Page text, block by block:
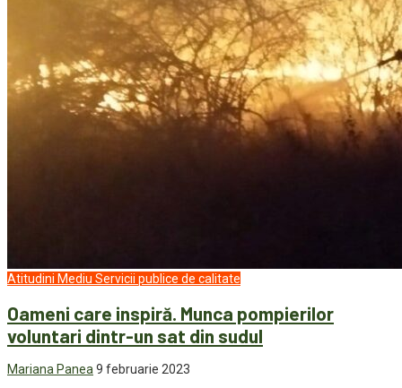
Atitudini Mediu Servicii publice de calitate
Oameni care inspiră. Munca pompierilor
voluntari dintr-un sat din sudul
Mariana Panea9 februarie 2023